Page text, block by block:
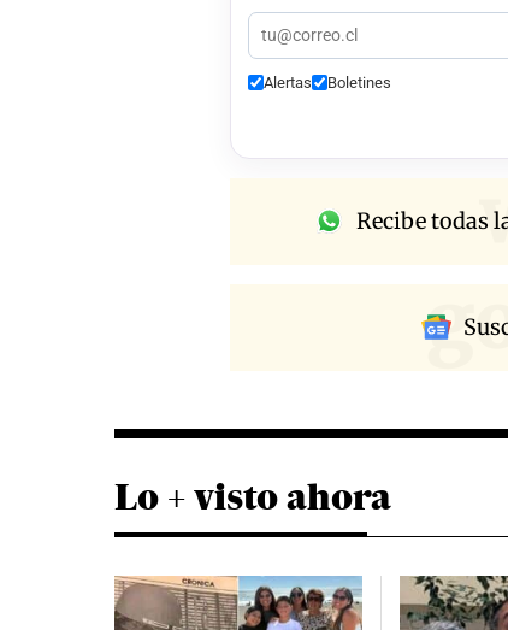
Alertas Boletines
Recibe todas
Lo + visto ahora